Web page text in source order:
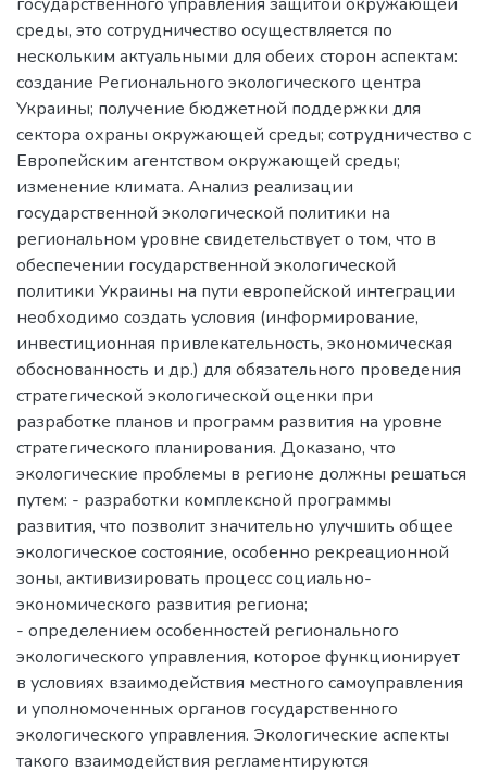
среды, это сотрудничество осуществляется по
нескольким актуальными для обеих сторон аспектам:
создание Регионального экологического центра
Украины; получение бюджетной поддержки для
сектора охраны окружающей среды; сотрудничество с
Европейским агентством окружающей среды;
изменение климата. Анализ реализации
государственной экологической политики на
региональном уровне свидетельствует о том, что в
обеспечении государственной экологической
политики Украины на пути европейской интеграции
необходимо создать условия (информирование,
инвестиционная привлекательность, экономическая
обоснованность и др.) для обязательного проведения
стратегической экологической оценки при
разработке планов и программ развития на уровне
стратегического планирования. Доказано, что
экологические проблемы в регионе должны решаться
путем: - разработки комплексной программы
развития, что позволит значительно улучшить общее
экологическое состояние, особенно рекреационной
зоны, активизировать процесс социально-
экономического развития региона;
- определением особенностей регионального
экологического управления, которое функционирует
в условиях взаимодействия местного самоуправления
и уполномоченных органов государственного
экологического управления. Экологические аспекты
такого взаимодействия регламентируются